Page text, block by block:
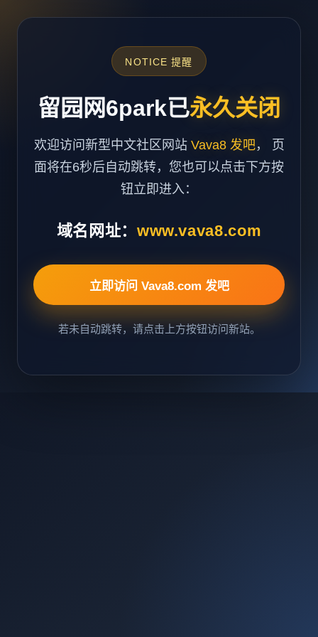
NOTICE 提醒
留园网6park已永久关闭
欢迎访问新型中文社区网站 Vava8 发吧， 页
面将在6秒后自动跳转，您也可以点击下方按
钮立即进入：
域名网址： www.vava8.com
立即访问 Vava8.com 发吧
若未自动跳转，请点击上方按钮访问新站。